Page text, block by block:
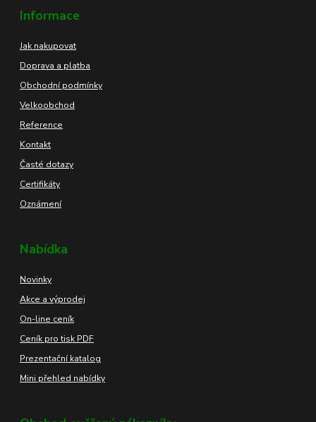
Informace
Jak nakupovat
Doprava a platba
Obchodní podmínky
Velkoobchod
Reference
Kontakt
Časté dotazy
Certifikáty
Oznámení
Nabídka
Novinky
Akce a výprodej
On-line ceník
Ceník pro tisk PDF
Prezentační katalog
Mini přehled nabídky